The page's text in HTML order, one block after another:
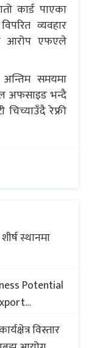
कार्ड पाएका
व्यवहार
आरोप एफएले
समयमा
अफसाइड भन्दै
चिच्याउँदै रेफ्री
स्थानमा
Potential
Sweets
to
विस्तार